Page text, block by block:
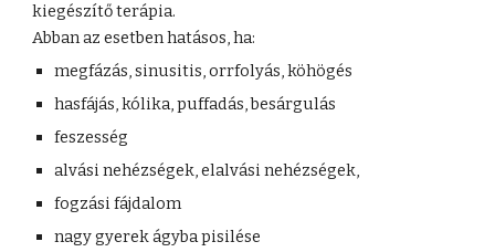
kiegészítő terápia.
Abban az esetben hatásos, ha:
megfázás, sinusitis, orrfolyás, köhögés
hasfájás, kólika, puffadás, besárgulás
feszesség
alvási nehézségek, elalvási nehézségek,
fogzási fájdalom
nagy gyerek ágyba pisilése